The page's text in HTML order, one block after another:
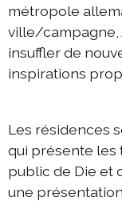
2022
2022
2021
2021
2021
2021
métropole
ville/campagne,
insuffler de
inspirations
Les résidences
qui présente les
public de Die et
une